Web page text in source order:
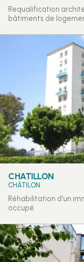
Requalification
bâtiments de
CHATILLON
CHÂTILON
Réhabilitation d'un
occupé